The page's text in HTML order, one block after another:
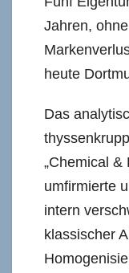
Jahren,
heute
Das
„Chemical &
umfirmierte
intern
klassischer